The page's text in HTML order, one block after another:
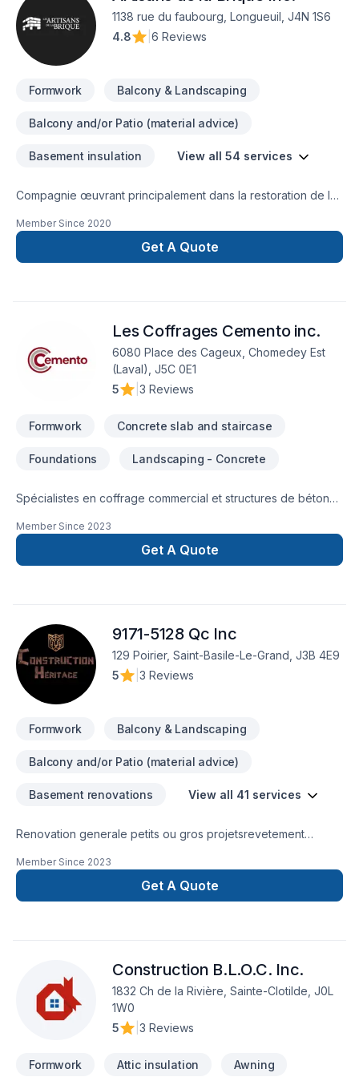
exigences, vos délais et votre vision. Nous sommes
impatients de collaborer avec vous pour concrétiser votre
projet.
1138 rue du faubourg, Longueuil, J4N 1S6
4.8
6 Reviews
Formwork Balcony & Landscaping
Balcony and/or Patio (material advice)
Basement insulation View all 54 services
Compagnie œuvrant principalement dans la restoration de la
Member Since 2020
Get A Quote
Les Coffrages Cemento inc.
6080 Place des Cageux, Chomedey Est
(Laval), J5C 0E1
5
3 Reviews
Formwork Concrete slab and staircase
Foundations Landscaping - Concrete
Spécialistes en coffrage commercial et structures de béton
coffrage avec une approche rapide, flexible et
professionnelle adaptée aux besoins des entrepreneurs
généraux et des projets commerciaux.Nos services incluent
extras chantier
Member Since 2023
Get A Quote
9171-5128 Qc Inc
129 Poirier, Saint-Basile-Le-Grand, J3B 4E9
5
3 Reviews
Formwork Balcony & Landscaping
Balcony and/or Patio (material advice)
Basement renovations View all 41 services
Renovation generale petits ou gros projetsrevetement
bainagrandissementveranda patio
Member Since 2023
Get A Quote
Construction B.L.O.C. Inc.
1832 Ch de la Rivière, Sainte-Clotilde, J0L
1W0
5
3 Reviews
Formwork Attic insulation Awning